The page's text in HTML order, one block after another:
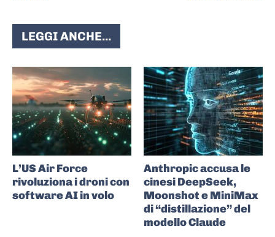
LEGGI ANCHE...
L’US Air Force
rivoluziona i droni con
software AI in volo
Anthropic accusa le
cinesi DeepSeek,
Moonshot e MiniMax
di “distillazione” del
modello Claude